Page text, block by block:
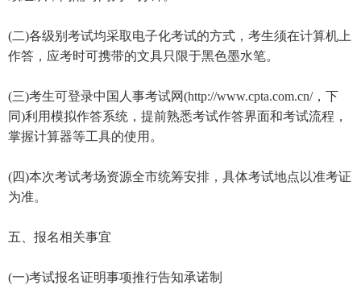
(二)各级别考试均采取电子化考试的方式，考生须在计算机上
作答，应考时可携带的文具只限于黑色墨水笔。
(三)考生可登录中国人事考试网(http://www.cpta.com.cn/，下
同)利用模拟作答系统，提前熟悉考试作答界面和考试流程，
掌握计算器等工具的使用。
(四)本次考试考场资源全市统筹安排，具体考试地点以准考证
为准。
五、报名相关事宜
(一)考试报名证明事项推行告知承诺制